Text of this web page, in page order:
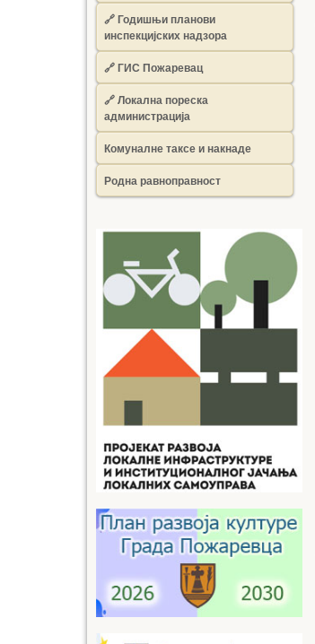
🔗Годишњи планови
инспекцијских надзора
🔗 ГИС Пожаревац
🔗 Локална пореска
администрација
Комуналне таксе и накнаде
Родна равноправност